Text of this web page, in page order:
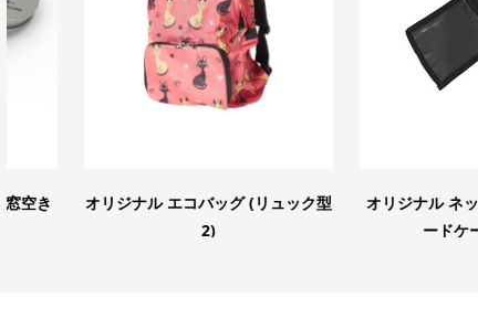
オリジナル エコバッグ (リュック型
オリジナル ネックストラ
ードケース付き）